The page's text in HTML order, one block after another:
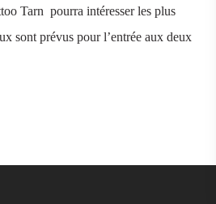
Tarn pourra intéresser les plus
sont prévus pour l’entrée aux deux